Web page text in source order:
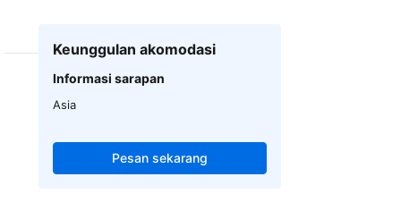
Keunggulan akomodasi
Informasi sarapan
Asia
Pesan sekarang